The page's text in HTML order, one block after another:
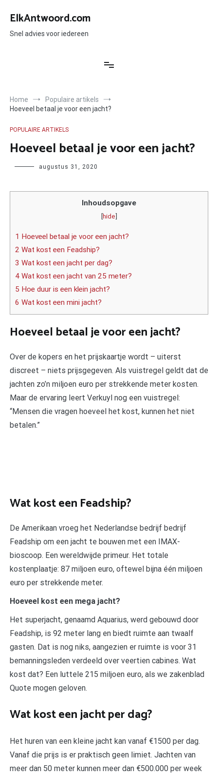
naar
inhoud
ElkAntwoord.com
Snel advies voor iedereen
Home
Populaire artikels
Hoeveel betaal je voor een jacht?
POPULAIRE ARTIKELS
Hoeveel betaal je voor een jacht?
Author augustus 31, 2020
Inhoudsopgave
[hide]
1 Hoeveel betaal je voor een jacht?
2 Wat kost een Feadship?
3 Wat kost een jacht per dag?
4 Wat kost een jacht van 25 meter?
5 Hoe duur is een klein jacht?
6 Wat kost een mini jacht?
Hoeveel betaal je voor een jacht?
Over de kopers en het prijskaartje wordt – uiterst
discreet – niets prijsgegeven. Als vuistregel geldt dat de
jachten zo’n miljoen euro per strekkende meter kosten.
Maar de ervaring leert Verkuyl nog een vuistregel:
“Mensen die vragen hoeveel het kost, kunnen het niet
betalen.”
Wat kost een Feadship?
De Amerikaan vroeg het Nederlandse bedrijf bedrijf
Feadship om een jacht te bouwen met een IMAX-
bioscoop. Een wereldwijde primeur. Het totale
kostenplaatje: 87 miljoen euro, oftewel bijna één miljoen
euro per strekkende meter.
Hoeveel kost een mega jacht?
Het superjacht, genaamd Aquarius, werd gebouwd door
Feadship, is 92 meter lang en biedt ruimte aan twaalf
gasten. Dat is nog niks, aangezien er ruimte is voor 31
bemanningsleden verdeeld over veertien cabines. Wat
kost dat? Een luttele 215 miljoen euro, als we zakenblad
Quote mogen geloven.
Wat kost een jacht per dag?
Het huren van een kleine jacht kan vanaf €1500 per dag.
Vanaf die prijs is er praktisch geen limiet. Jachten van
meer dan 50 meter kunnen meer dan €500.000 per week